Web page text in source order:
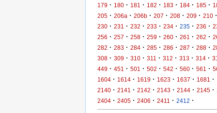
179 · 180 · 181 · 182 · 183 · 184 · 185 ·
205 · 206a · 206b · 207 · 208 · 209 · 210 ·
230 · 231 · 232 · 233 · 234 · 235 · 236 ·
256 · 257 · 258 · 259 · 260 · 261 · 262 ·
282 · 283 · 284 · 285 · 286 · 287 · 288 ·
308 · 309 · 310 · 311 · 312 · 313 · 314 ·
449 · 451 · 501 · 502 · 542 · 560 · 561 ·
1604 · 1614 · 1619 · 1623 · 1637 · 1681 ·
2140 · 2141 · 2142 · 2143 · 2144 · 2145 ·
2404 · 2405 · 2406 · 2411 · 2412 ·